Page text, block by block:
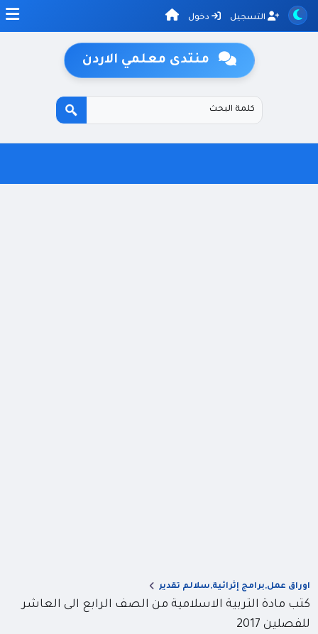
التسجيل دخول
منتدى معلمي الاردن
اوراق عمل,برامج إثرائية,سلالم تقدير
كتب مادة التربية الاسلامية من الصف الرابع الى العاشر
للفصلين 2017